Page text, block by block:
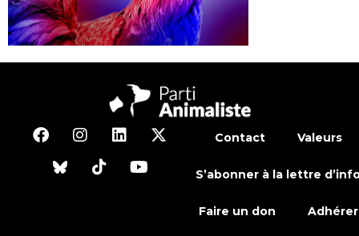
Contact Valeurs
S’abonner à la lettre
Faire un don Adhérer